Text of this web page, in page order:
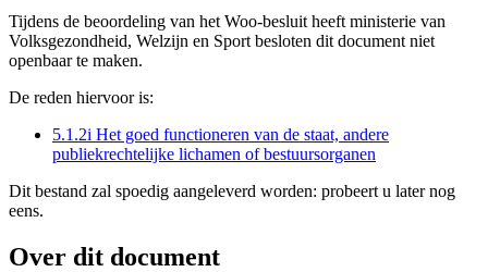
Tijdens de beoordeling van het Woo-besluit heeft ministerie van
Volksgezondheid, Welzijn en Sport besloten dit document niet
openbaar te maken.
De reden hiervoor is:
5.1.2i Het goed functioneren van de staat, andere
publiekrechtelijke lichamen of bestuursorganen
Dit bestand zal spoedig aangeleverd worden: probeert u later nog
eens.
Over dit document